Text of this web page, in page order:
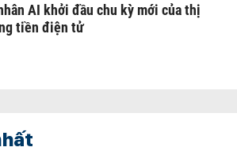
AI khởi đầu chu kỳ mới của thị
tiền điện tử